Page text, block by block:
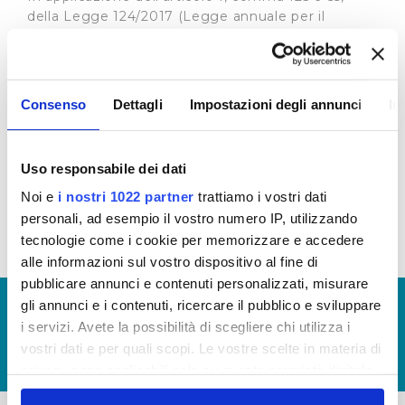
Consenso Dettagli Impostazioni degli annunci
Uso responsabile dei dati
Noi e i nostri 1022 partner trattiamo i vostri dati
personali, ad esempio il vostro numero IP, utilizzando
tecnologie come i cookie per memorizzare e accedere
alle informazioni sul vostro dispositivo al fine di
pubblicare annunci e contenuti personalizzati, misurare
gli annunci e i contenuti, ricercare il pubblico e sviluppare
i servizi. Avete la possibilità di scegliere chi utilizza i
vostri dati e per quali scopi. Le vostre scelte in materia di
in cui avete effettuato le vostre scelte. È possibile
della Legge 124/2017 (Legge annuale per il
obblighi di trasparenza per le imprese che
ricevono sovvenzioni, contributi, incarichi retribuiti
e comunque vantaggi economici di qualunque
genere di importo superiore a 10.000 euro dalle
pubbliche amministrazioni e Società dalle stesse
contributi su investimenti Deliberati dalle Autorità
eroganti.
© Copyright 2017 - 2026
GLOSSARIO
GIUDICA IL SERVIZIO